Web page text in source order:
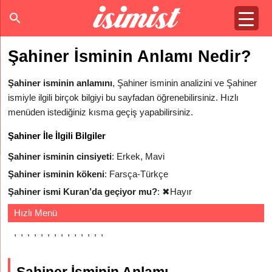
Şahiner İsminin Anlamı Nedir?
Şahiner isminin anlamını, Şahiner isminin analizini ve Şahiner
ismiyle ilgili birçok bilgiyi bu sayfadan öğrenebilirsiniz. Hızlı
menüden istediğiniz kısma geçiş yapabilirsiniz.
Şahiner İle İlgili Bilgiler
Şahiner isminin cinsiyeti: Erkek, Mavi
Şahiner isminin kökeni: Farsça-Türkçe
Şahiner ismi Kuran’da geçiyor mu?: ✖Hayır
Hızlı Menü